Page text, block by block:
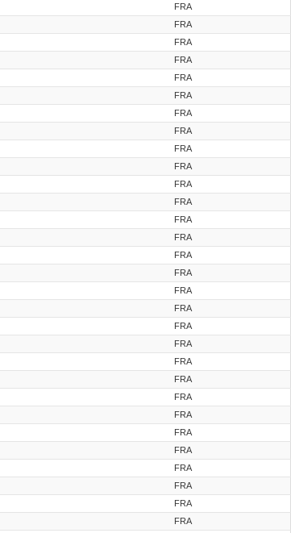
FRA
FRA
FRA
FRA
FRA
FRA
FRA
FRA
FRA
FRA
FRA
FRA
FRA
FRA
FRA
FRA
FRA
FRA
FRA
FRA
FRA
FRA
FRA
FRA
FRA
FRA
FRA
FRA
FRA
FRA